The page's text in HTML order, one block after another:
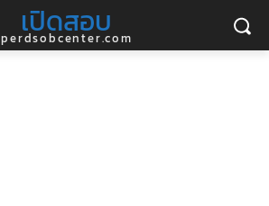
เปิดสอบ
perdsobcenter.com